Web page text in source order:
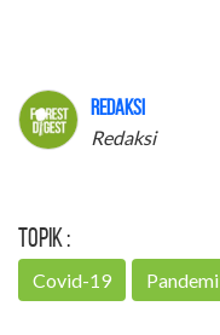
Redaksi
Redaksi
Topik :
Covid-19 Pandemi